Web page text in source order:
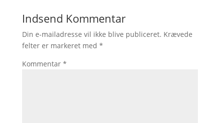
Indsend Kommentar
Din e-mailadresse vil ikke blive publiceret. Krævede
felter er markeret med *
Kommentar *